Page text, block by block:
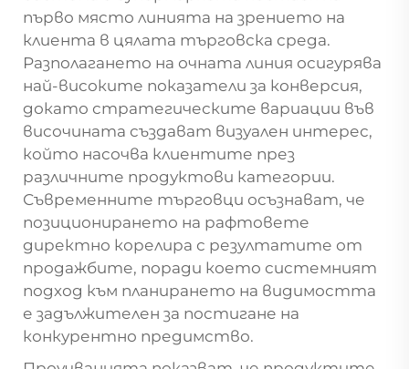
първо място линията на зрението на
клиента в цялата търговска среда.
Разполагането на очната линия осигурява
най-високите показатели за конверсия,
докато стратегическите вариации във
височината създават визуален интерес,
който насочва клиентите през
различните продуктови категории.
Съвременните търговци осъзнават, че
позиционирането на рафтовете
директно корелира с резултатите от
продажбите, поради което системният
подход към планирането на видимостта
е задължителен за постигане на
конкурентно предимство.